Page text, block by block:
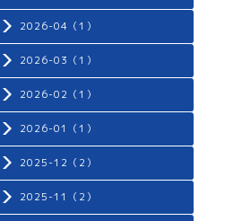
2026-04（1）
2026-03（1）
2026-02（1）
2026-01（1）
2025-12（2）
2025-11（2）